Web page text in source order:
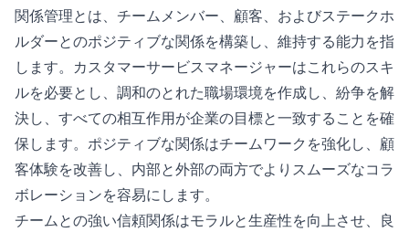
関係管理とは、チームメンバー、顧客、およびステークホ
ルダーとのポジティブな関係を構築し、維持する能力を指
します。カスタマーサービスマネージャーはこれらのスキ
ルを必要とし、調和のとれた職場環境を作成し、紛争を解
決し、すべての相互作用が企業の目標と一致することを確
保します。ポジティブな関係はチームワークを強化し、顧
客体験を改善し、内部と外部の両方でよりスムーズなコラ
ボレーションを容易にします。
チームとの強い信頼関係はモラルと生産性を向上させ、良